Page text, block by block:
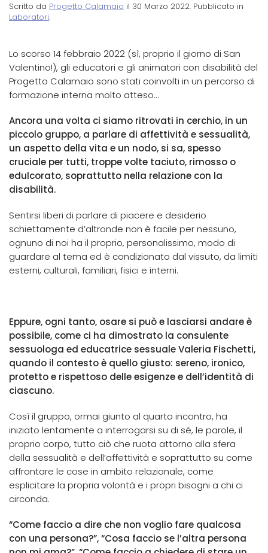
Scritto da Progetto Calamaio il 30 Marzo 2022. Pubblicato in
Laboratori.
Lo scorso 14 febbraio 2022 (sì, proprio il giorno di San
Valentino!), gli educatori e gli animatori con disabilità del
Progetto Calamaio sono stati coinvolti in un percorso di
formazione interna molto atteso…
Ancora una volta ci siamo ritrovati in cerchio, in un
piccolo gruppo, a parlare di affettività e sessualità,
un aspetto della vita e un nodo, si sa, spesso
cruciale per tutti, troppe volte taciuto, rimosso o
edulcorato, soprattutto nella relazione con la
disabilità.
Sentirsi liberi di parlare di piacere e desiderio
schiettamente d’altronde non è facile per nessuno,
ognuno di noi ha il proprio, personalissimo, modo di
guardare al tema ed è condizionato dal vissuto, da limiti
esterni, culturali, familiari, fisici e interni.
Eppure, ogni tanto, osare si può e lasciarsi andare è
possibile, come ci ha dimostrato la consulente
sessuologa ed educatrice sessuale Valeria Fischetti,
quando il contesto è quello giusto: sereno, ironico,
protetto e rispettoso delle esigenze e dell’identità di
ciascuno.
Così il gruppo, ormai giunto al quarto incontro, ha
iniziato lentamente a interrogarsi su di sé, le parole, il
proprio corpo, tutto ciò che ruota attorno alla sfera
della sessualità e dell’affettività e soprattutto su come
affrontare le cose in ambito relazionale, come
esplicitare la propria volontà e i propri bisogni a chi ci
circonda.
“Come faccio a dire che non voglio fare qualcosa
con una persona?”, “Cosa faccio se l’altra persona